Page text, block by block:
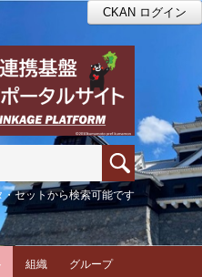
CKAN ログイン
セットから検索可能です
組織 グループ